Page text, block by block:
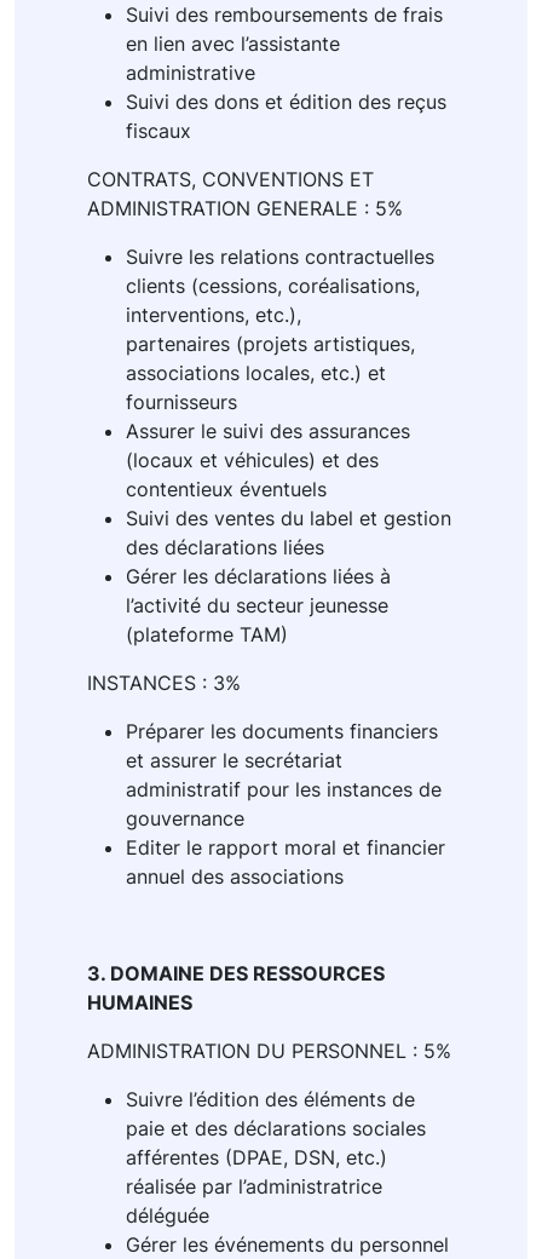
Suivi des remboursements de frais
en lien avec l’assistante
administrative
Suivi des dons et édition des reçus
fiscaux
CONTRATS, CONVENTIONS ET
ADMINISTRATION GENERALE : 5%
Suivre les relations contractuelles
clients (cessions, coréalisations,
interventions, etc.),
partenaires (projets artistiques,
associations locales, etc.) et
fournisseurs
Assurer le suivi des assurances
(locaux et véhicules) et des
contentieux éventuels
Suivi des ventes du label et gestion
des déclarations liées
Gérer les déclarations liées à
l’activité du secteur jeunesse
(plateforme TAM)
INSTANCES : 3%
Préparer les documents financiers
et assurer le secrétariat
administratif pour les instances de
gouvernance
Editer le rapport moral et financier
annuel des associations
3. DOMAINE DES RESSOURCES
HUMAINES
ADMINISTRATION DU PERSONNEL : 5%
Suivre l’édition des éléments de
paie et des déclarations sociales
afférentes (DPAE, DSN, etc.)
réalisée par l’administratrice
déléguée
Gérer les événements du personnel